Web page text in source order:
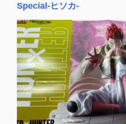
Special-ヒソカ-